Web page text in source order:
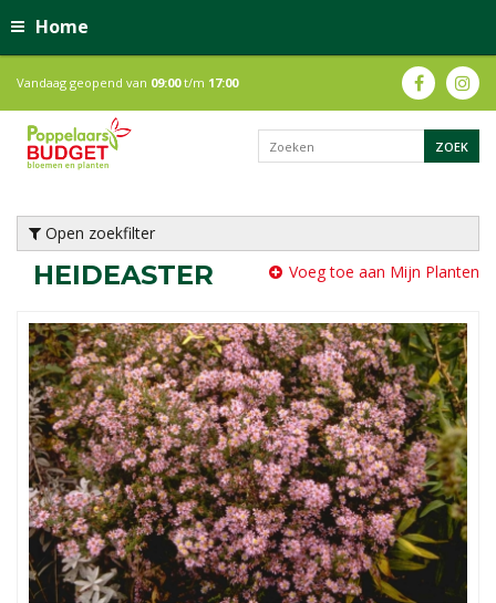
Home
Vandaag geopend van 09:00t/m 17:00
Open zoekfilter
HEIDEASTER Voeg toe aan Mijn Planten